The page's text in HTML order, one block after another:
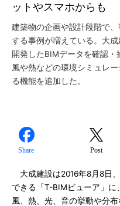
ットやスマホからも
建築物の企画や設計段階で
する事例が増えている。大
開発したBIMデータを確認・
風や熱などの環境シミュレ
る機能を追加した。
Share Post
大成建設は2016年8月8日
できる「T-BIMビューア」
風、熱、光、音の挙動や分